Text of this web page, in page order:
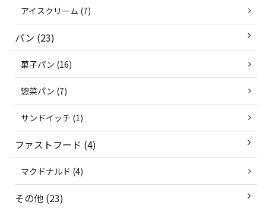
アイスクリーム (7)
パン (23)
菓子パン (16)
惣菜パン (7)
サンドイッチ (1)
ファストフード (4)
マクドナルド (4)
その他 (23)